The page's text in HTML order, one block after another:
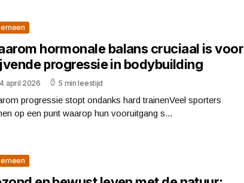
hormonale balans cruciaal is voor
progressie in bodybuilding
april 2026 5 min leestijd
progressie stopt ondanks hard trainenVeel sporters
op een punt waarop hun vooruitgang s...